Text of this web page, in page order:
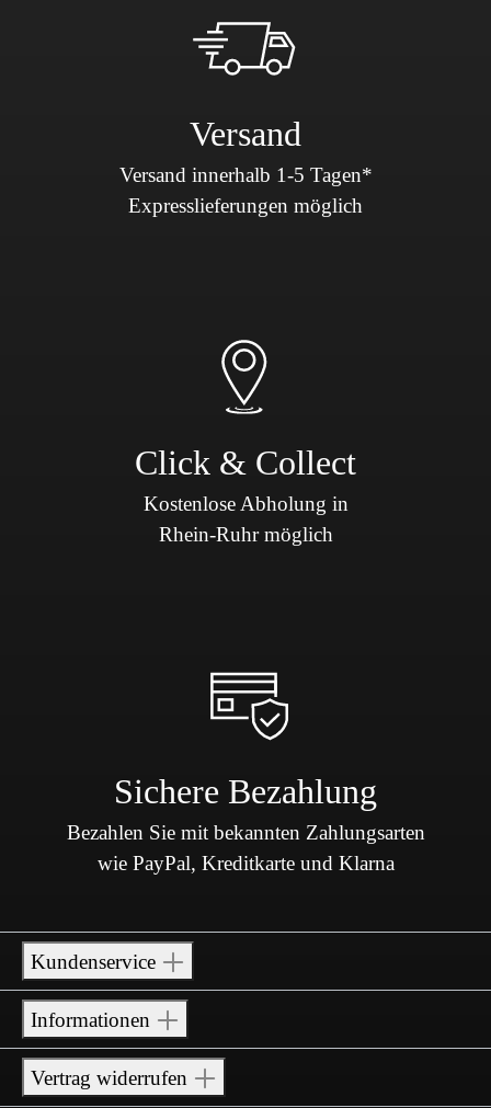
Versand
Versand innerhalb 1-5 Tagen*
Expresslieferungen möglich
Click & Collect
Kostenlose Abholung in
Rhein-Ruhr möglich
Sichere Bezahlung
Bezahlen Sie mit bekannten Zahlungsarten
wie PayPal, Kreditkarte und Klarna
Kundenservice
Informationen
Vertrag widerrufen